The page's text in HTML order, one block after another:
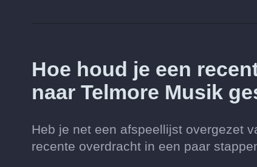
Hoe houd je een
naar Telmore Musik
Heb je net een afspeellijst overgezet
recente overdracht in een paar